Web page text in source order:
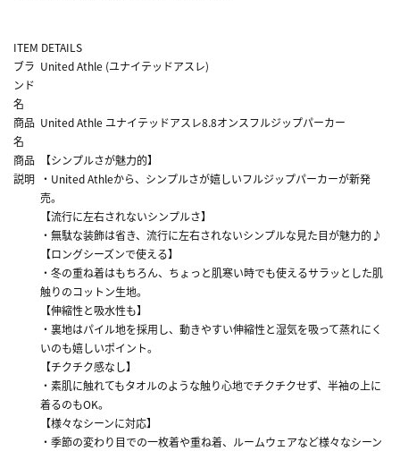
ITEM DETAILS
ブラ
ンド
名
United Athle (ユナイテッドアスレ)
商品
名
United Athle ユナイテッドアスレ8.8オンスフルジップパーカー
商品
説明
【シンプルさが魅力的】
・United Athleから、シンプルさが嬉しいフルジップパーカーが新発
売。
【流行に左右されないシンプルさ】
・無駄な装飾は省き、流行に左右されないシンプルな見た目が魅力的♪
【ロングシーズンで使える】
・冬の重ね着はもちろん、ちょっと肌寒い時でも使えるサラッとした肌
触りのコットン生地。
【伸縮性と吸水性も】
・裏地はパイル地を採用し、動きやすい伸縮性と湿気を吸って蒸れにく
いのも嬉しいポイント。
【チクチク感なし】
・素肌に触れてもタオルのような触り心地でチクチクせず、半袖の上に
着るのもOK。
【様々なシーンに対応】
・季節の変わり目での一枚着や重ね着、ルームウェアなど様々なシーン